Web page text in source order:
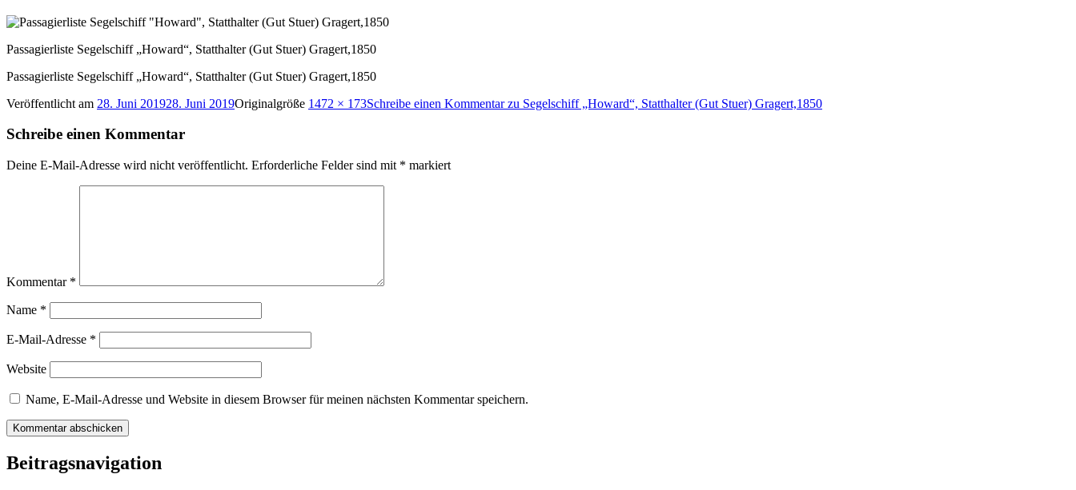
Passagierliste Segelschiff „Howard“, Statthalter (Gut Stuer) Gragert,1850
Passagierliste Segelschiff „Howard“, Statthalter (Gut Stuer) Gragert,1850
Veröffentlicht am 28. Juni 201928. Juni 2019Originalgröße 1472 × 173Schreibe einen Kommentarzu Segelschiff „Howard“, Statthalter (Gut Stuer) Gragert,1850
Schreibe einen Kommentar
Deine E-Mail-Adresse wird nicht veröffentlicht. Erforderliche Felder sind mit * markiert
Kommentar *
Name *
E-Mail-Adresse *
Website
Name, E-Mail-Adresse und Website in diesem Browser für meinen nächsten Kommentar speichern.
Beitragsnavigation